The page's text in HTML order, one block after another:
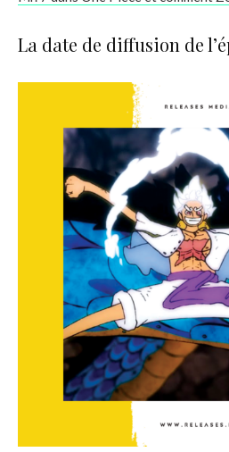
La date de diffusion de